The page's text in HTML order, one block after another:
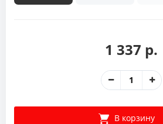
1 337 р.
В корзину